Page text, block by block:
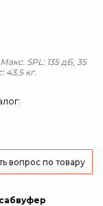
SPL: 135 дБ, 35
43,5 кг.
вопроспо товару